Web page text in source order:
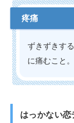
ずきずきす
に痛むこと。
はっかない恋